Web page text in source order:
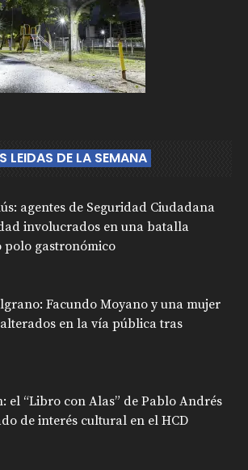
LEIDAS DE LA SEMANA
agentes de Seguridad Ciudadana
involucrados en una batalla
polo gastronómico
Facundo Moyano y una mujer
en la vía pública tras
el “Libro con Alas” de Pablo Andrés
de interés cultural en el HCD